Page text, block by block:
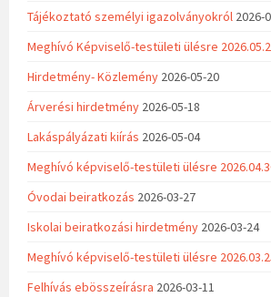
Tájékoztató személyi igazolványokról 2026-
Meghívó Képviselő-testületi ülésre
Hirdetmény- Közlemény 2026-05-20
Árverési hirdetmény 2026-05-18
Lakáspályázati kiírás 2026-05-04
Meghívó képviselő-testületi ülésre
Óvodai beiratkozás 2026-03-27
Iskolai beiratkozási hirdetmény 2026-03-24
Meghívó képviselő-testületi ülésre
Felhívás ebösszeírásra 2026-03-11